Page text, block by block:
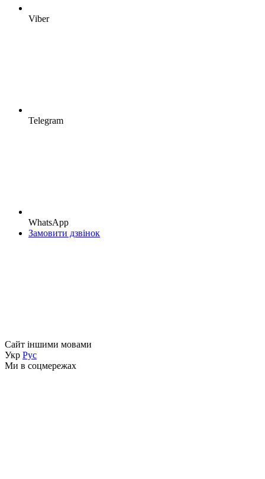
Viber
Telegram
WhatsApp
Замовити дзвінок
Сайт іншими мовами
Укр Рус
Ми в соцмережах